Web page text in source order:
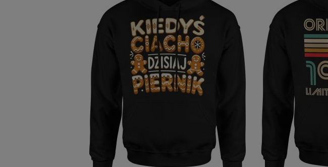
Szukasz idealnego prezentu na 60 urodziny dla mężczyzny? Bluzy
niezwykle wygodne – każdemu jubilatowi przypadną do gustu. Nasze
wzorów i kolorów, co sprawia, że z łatwością znajdziesz coś idealnego
wyjątkowym upominkiem.
Bluzy 60 – różnorodność stylów i kolorów
Nasze bluzy 60oferują różnorodność stylów i kolorów, które zadowolą
wzory – u nas znajdziesz coś dla siebie. Odkryj naszą kolekcję i znajdź
zapewnić maksymalny komfort noszenia oraz trwałość materiałów. W
odpowiedni na każdą okazję.
Bluzy na 60 urodziny męskie z kapturem –
Bluzy na 60 urodziny męskie z kapturem
dostępne są w
ciesz się wyjątkowym designem oraz najwyższą jakością wykonania.
się zarówno na co dzień, jak i podczas specjalnych wydarzeń.